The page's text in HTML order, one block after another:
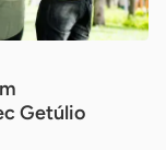
Getúlio